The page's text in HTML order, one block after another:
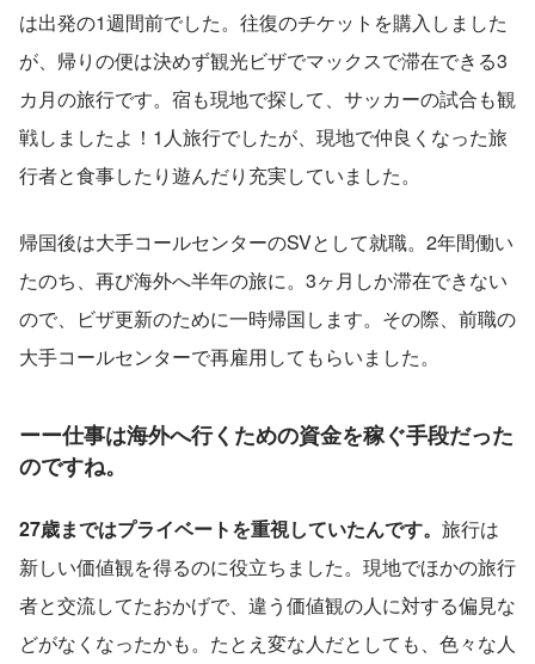
は出発の1週間前でした。往復のチケットを購入しました
が、帰りの便は決めず観光ビザでマックスで滞在できる3
カ月の旅行です。宿も現地で探して、サッカーの試合も観
戦しましたよ！1人旅行でしたが、現地で仲良くなった旅
行者と食事したり遊んだり充実していました。
帰国後は大手コールセンターのSVとして就職。2年間働い
たのち、再び海外へ半年の旅に。3ヶ月しか滞在できない
ので、ビザ更新のために一時帰国します。その際、前職の
大手コールセンターで再雇用してもらいました。
ーー仕事は海外へ行くための資金を稼ぐ手段だった
のですね。
27歳まではプライベートを重視していたんです。 旅行は
新しい価値観を得るのに役立ちました。現地でほかの旅行
者と交流してたおかげで、違う価値観の人に対する偏見な
どがなくなったかも。たとえ変な人だとしても、色々な人